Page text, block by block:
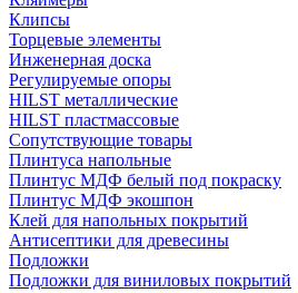
Клипсы
Торцевые элементы
Инженерная доска
Регулируемые опоры
HILST металлические
HILST пластмассовые
Сопутствующие товары
Плинтуса напольные
Плинтус МДФ белый под покраску
Плинтус МДФ экошпон
Клей для напольных покрытий
Антисептики для древесины
Подложки
Подложки для виниловых покрытий